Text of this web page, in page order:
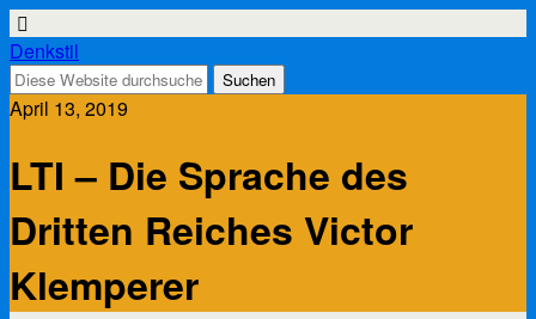
Denkstil
April 13, 2019
LTI – Die Sprache des
Dritten Reiches Victor
Klemperer